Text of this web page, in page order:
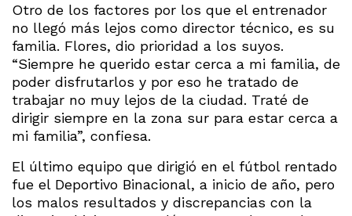
Otro de los factores por los que el entrenador
no llegó más lejos como director técnico, es su
familia. Flores, dio prioridad a los suyos.
“Siempre he querido estar cerca a mi familia, de
poder disfrutarlos y por eso he tratado de
trabajar no muy lejos de la ciudad. Traté de
dirigir siempre en la zona sur para estar cerca a
mi familia”, confiesa.
El último equipo que dirigió en el fútbol rentado
fue el Deportivo Binacional, a inicio de año, pero
los malos resultados y discrepancias con la